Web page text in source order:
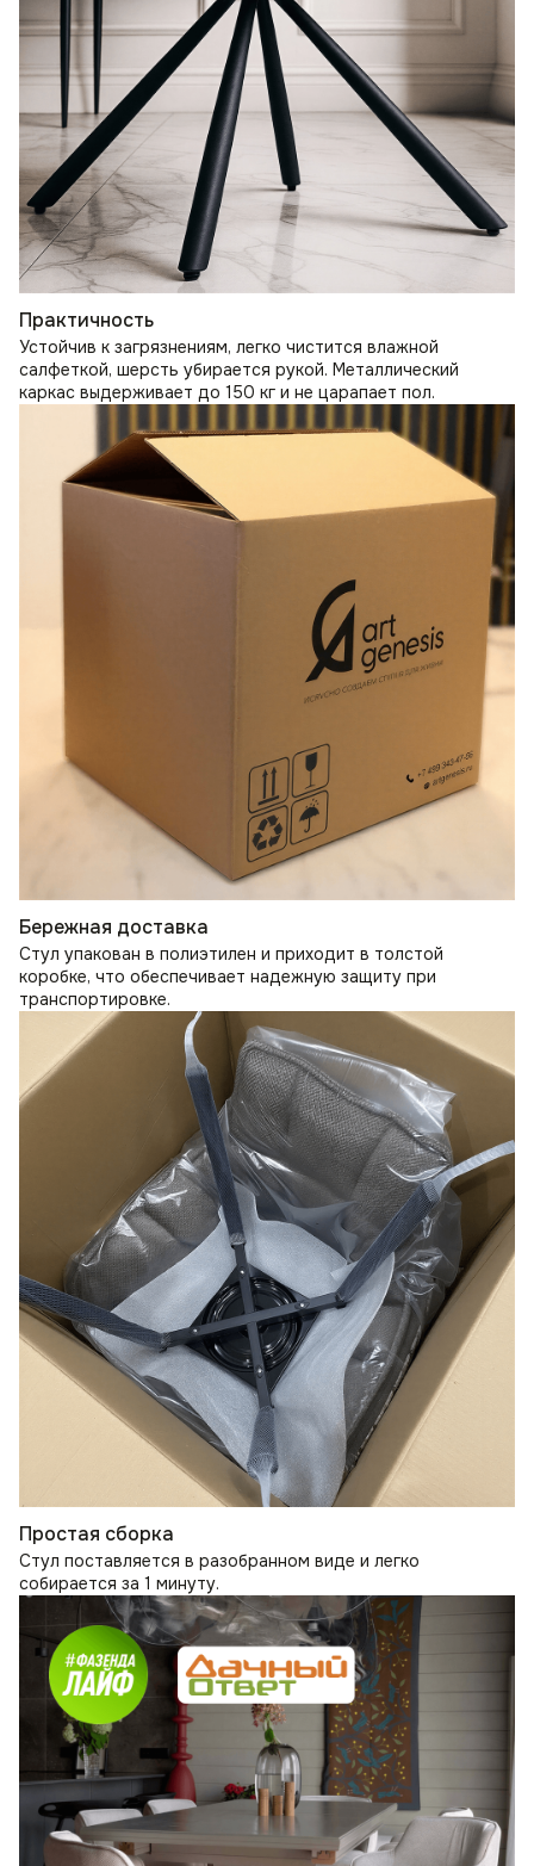
Практичность
Устойчив к загрязнениям, легко чистится влажной
салфеткой, шерсть убирается рукой. Металлический
каркас выдерживает до 150 кг и не царапает пол.
Бережная доставка
Стул упакован в полиэтилен и приходит в толстой
коробке, что обеспечивает надежную защиту при
транспортировке.
Простая сборка
Стул поставляется в разобранном виде и легко
собирается за 1 минуту.